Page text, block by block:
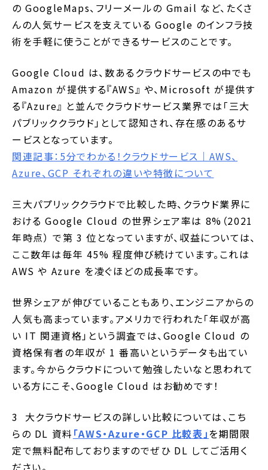
の GoogleMaps、フリーメールの Gmail など、たくさ
んの人気サービスを支えている Google のインフラ技
術を手軽に使うことができるサービスのことです。
Google Cloud は、数あるクラウドサービスの中でも
Amazon が提供する『AWS』 や、Microsoft が提供す
る『Azure』 と並んでクラウドサービス業界では「三大
パブリッククラウド」として認知され、存在感のあるサ
ービスとなっています。
関連記事：5分でわかる！クラウドサービス｜AWS、
Azure、GCP それぞれの違いや特徴について
三大パプリッククラウドで比較した時、クラウド業界に
おける Google Cloud の世界シェア率は 8%（2021
年時点） で第 3 位となっていますが、収益については、
ここ数年は毎年 45% 程度伸び続けています。これは
AWS や Azure を凌ぐほどの成長率です。
世界シェアが伸びていることもあり、エンジニアからの
人気も高まっています。アメリカで行われた「年収が高
い IT 関連資格」という調査では、Google Cloud の
資格保有者の年収が 1 番高いというデータも出てい
ます。今からクラウドについて勉強したいなと思われて
いる方にこそ、Google Cloud はお勧めです！
3 大クラウドサービスの詳しい比較については、こち
らの DL 資料 「AWS・Azure・GCP 比較表」を期間限
定で無料配布しておりますのでぜひ DL してご活用く